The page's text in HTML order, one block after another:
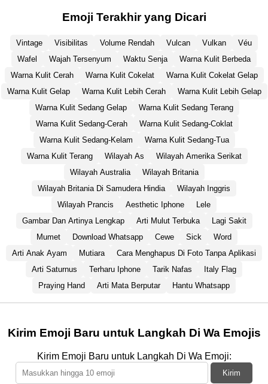
Emoji Terakhir yang Dicari
Vintage Visibilitas Volume Rendah Vulcan Vulkan
Véu
Wafel
Wajah Tersenyum Waktu Senja
Warna Kulit Berbeda
Warna Kulit Cerah
Warna Kulit Cokelat
Warna Kulit Cokelat Gelap
Warna Kulit Gelap
Warna Kulit Lebih Cerah
Warna Kulit Lebih Gelap
Warna Kulit Sedang Gelap
Warna Kulit Sedang Terang
Warna Kulit Sedang-Cerah
Warna Kulit Sedang-Coklat
Warna Kulit Sedang-Kelam
Warna Kulit Sedang-Tua
Warna Kulit Terang
Wilayah As
Wilayah Amerika Serikat
Wilayah Australia
Wilayah Britania
Wilayah Britania Di Samudera Hindia
Wilayah Inggris
Wilayah Prancis
Aesthetic Iphone
Lele
Gambar Dan Artinya Lengkap
Arti Mulut Terbuka
Lagi Sakit
Mumet
Download Whatsapp Cewe Sick
Word
Arti Anak Ayam
Mutiara
Cara Menghapus Di Foto Tanpa Aplikasi
Arti Saturnus
Terharu Iphone Tarik Nafas
Italy Flag
Praying Hand
Arti Mata Berputar Hantu Whatsapp
Kirim Emoji Baru untuk Langkah Di Wa Emojis
Kirim Emoji Baru untuk Langkah Di Wa Emoji:
Kirim